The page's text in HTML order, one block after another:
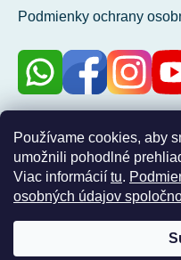
Používame cookies, aby
umožnili pohodlné
Viac informácií tu.
osobných údajov
Podmienky ochrany
100 %
zákazníkov nás
odporúča